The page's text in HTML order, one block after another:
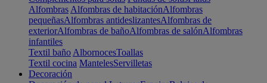
Alfombras Alfombras de habitaciónAlfombras
pequeñasAlfombras antideslizantesAlfombras de
exteriorAlfombras de bañoAlfombras de salónAlfombras
infantiles
Textil baño AlbornocesToallas
Textil cocina MantelesServilletas
Decoración